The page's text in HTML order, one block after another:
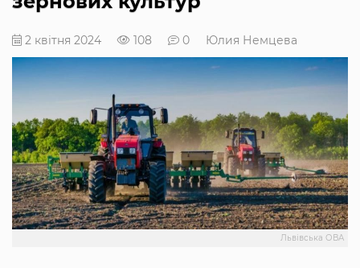
2 квітня 2024 108 0 Юлия Немцева
Львівська ОВА